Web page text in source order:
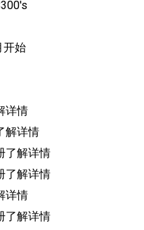
开始
详情
解详情
了解详情
了解详情
详情
了解详情